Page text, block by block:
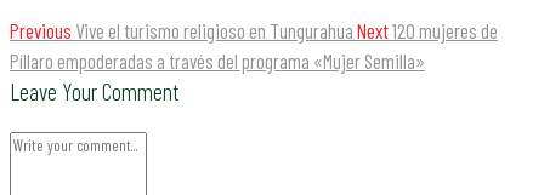
Previous Vive el turismo religioso en Tungurahua Next120 mujeres de
Píllaro empoderadas a través del programa «Mujer Semilla»
Leave Your Comment